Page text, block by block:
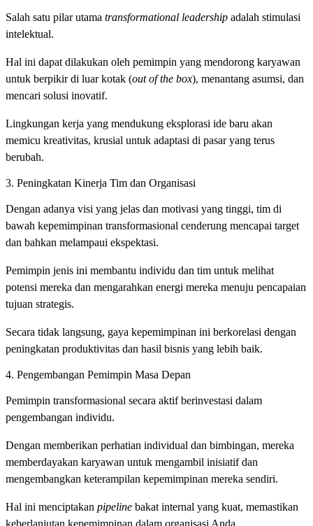
Salah satu pilar utama transformational leadership adalah stimulasi
intelektual.
Hal ini dapat dilakukan oleh pemimpin yang mendorong karyawan
untuk berpikir di luar kotak (out of the box), menantang asumsi, dan
mencari solusi inovatif.
Lingkungan kerja yang mendukung eksplorasi ide baru akan
memicu kreativitas, krusial untuk adaptasi di pasar yang terus
berubah.
3. Peningkatan Kinerja Tim dan Organisasi
Dengan adanya visi yang jelas dan motivasi yang tinggi, tim di
bawah kepemimpinan transformasional cenderung mencapai target
dan bahkan melampaui ekspektasi.
Pemimpin jenis ini membantu individu dan tim untuk melihat
potensi mereka dan mengarahkan energi mereka menuju pencapaian
tujuan strategis.
Secara tidak langsung, gaya kepemimpinan ini berkorelasi dengan
peningkatan produktivitas dan hasil bisnis yang lebih baik.
4. Pengembangan Pemimpin Masa Depan
Pemimpin transformasional secara aktif berinvestasi dalam
pengembangan individu.
Dengan memberikan perhatian individual dan bimbingan, mereka
memberdayakan karyawan untuk mengambil inisiatif dan
mengembangkan keterampilan kepemimpinan mereka sendiri.
Hal ini menciptakan pipeline bakat internal yang kuat, memastikan